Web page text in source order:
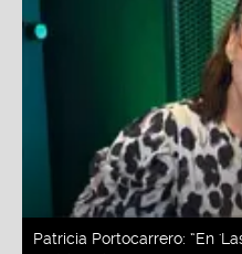
Patricia Portocarrero: “En